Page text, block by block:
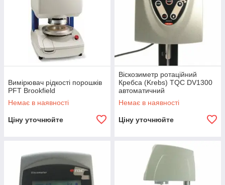
Вимірювач рідкості порошків
PFT Brookfield
Немає в наявності
Ціну уточнюйте
Віскозиметр ротаційний
Кребса (Krebs) TQC DV1300
автоматичний
Немає в наявності
Ціну уточнюйте